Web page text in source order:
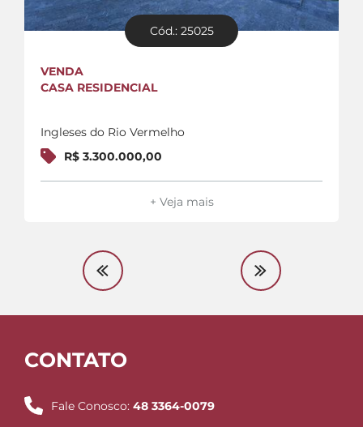
Cód.: 25025
VENDA
CASA RESIDENCIAL
Ingleses do Rio Vermelho
R$ 3.300.000,00
+ Veja mais
CONTATO
Fale Conosco: 48 3364-0079